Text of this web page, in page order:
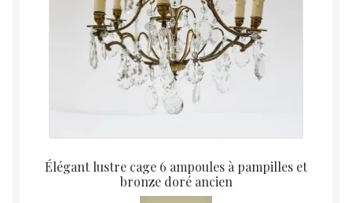
Élégant lustre cage 6 ampoules à pampilles et
bronze doré ancien